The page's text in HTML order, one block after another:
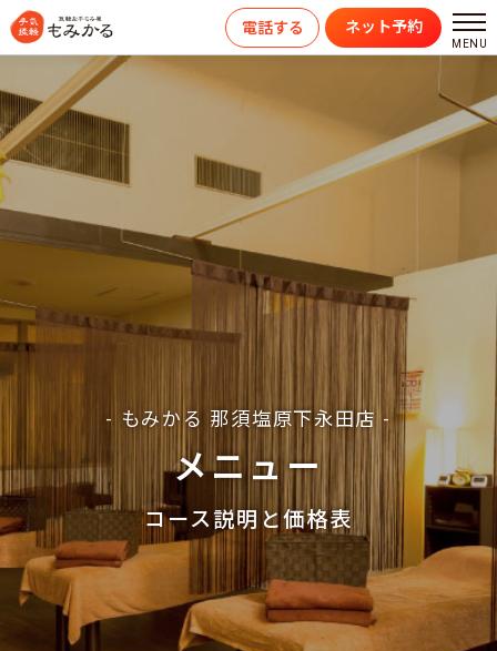
電話する ネット予約
- もみかる 那須塩原下永田店 -
メニュー
コース説明と価格表